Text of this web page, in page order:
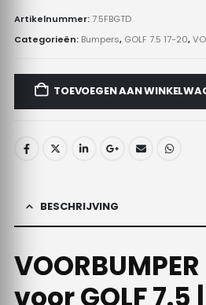
Artikelnummer:7.5FBGTD
Categorieën: Bumpers, GOLF 7.5 17-20,
TOEVOEGEN AAN
BESCHRIJVING
voor GOLF 7.5